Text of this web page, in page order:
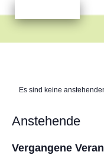
Es sind keine
Anstehende
wählen.
Vergangene